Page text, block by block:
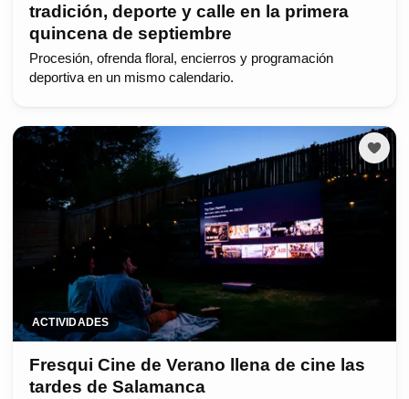
tradición, deporte y calle en la primera
quincena de septiembre
Procesión, ofrenda floral, encierros y programación
deportiva en un mismo calendario.
ACTIVIDADES
Fresqui Cine de Verano llena de cine las
tardes de Salamanca